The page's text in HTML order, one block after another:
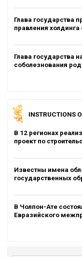
Глава государства
правления холдинга
Глава государства
соболезнования
INSTRUCTIONS
В 12 регионах
проект по
Известны имена
государственных
В Чолпон-Ате
Евразийского